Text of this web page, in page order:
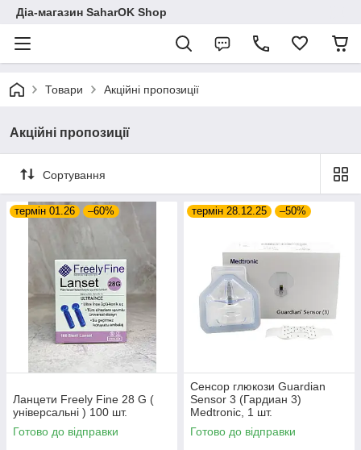
Діа-магазин SaharOK Shop
Товари Акційні пропозиції
Акційні пропозиції
Сортування
термін 01.26 –60%
Ланцети Freely Fine 28 G (
універсальні ) 100 шт.
Готово до відправки
термін 28.12.25 –50%
Сенсор глюкози Guardian
Sensor 3 (Гардиан 3)
Medtronic, 1 шт.
Готово до відправки